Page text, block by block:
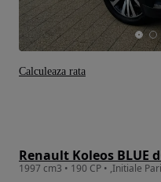
Calculeaza rata